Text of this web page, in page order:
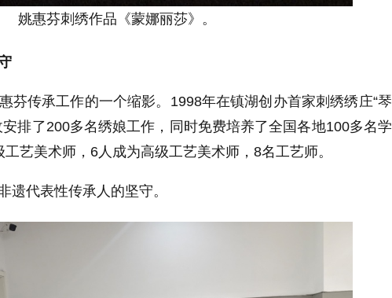
姚惠芬刺绣作品《蒙娜丽莎》。
芬传承工作的一个缩影。 1998年在镇湖创办首家刺绣绣庄“琴
排了200多名绣娘工作，同时免费培养了全国各地100多名学
艺美术师， 6人成为高级工艺美术师， 8名工艺师。
遗代表性传承人的坚守。